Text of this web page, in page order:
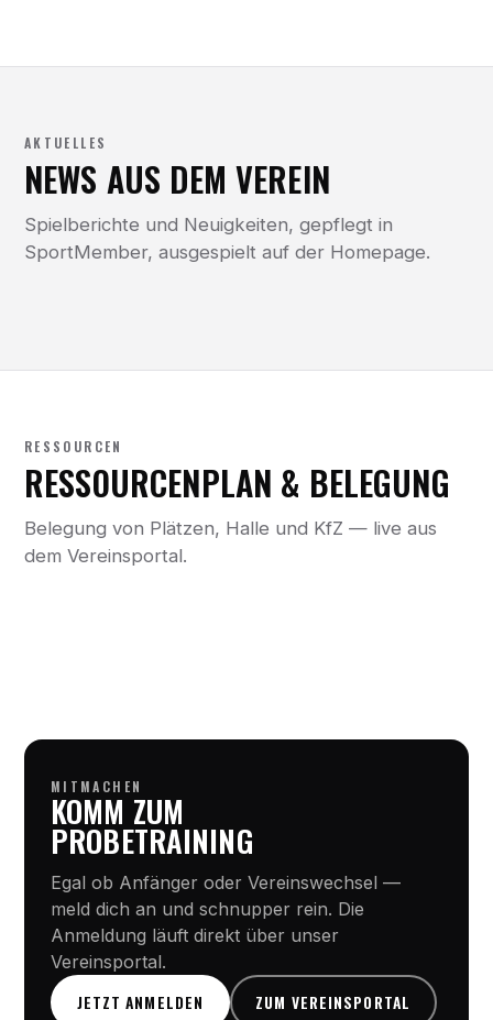
AKTUELLES
NEWS AUS DEM VEREIN
Spielberichte und Neuigkeiten, gepflegt in
SportMember, ausgespielt auf der Homepage.
RESSOURCEN
RESSOURCENPLAN & BELEGUNG
Belegung von Plätzen, Halle und KfZ — live aus
dem Vereinsportal.
MITMACHEN
KOMM ZUM
PROBETRAINING
Egal ob Anfänger oder Vereinswechsel —
meld dich an und schnupper rein. Die
Anmeldung läuft direkt über unser
Vereinsportal.
JETZT ANMELDEN
ZUM VEREINSPORTAL